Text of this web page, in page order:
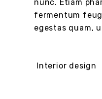
nunc. Etiam
fermentum
egestas quam,
Interior design